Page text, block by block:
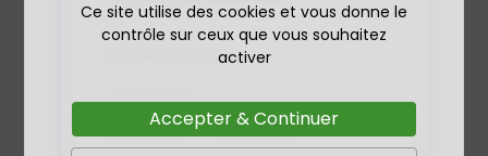
Ce site utilise des cookies et vous donne le
contrôle sur ceux que vous souhaitez
activer
Accepter & Continuer